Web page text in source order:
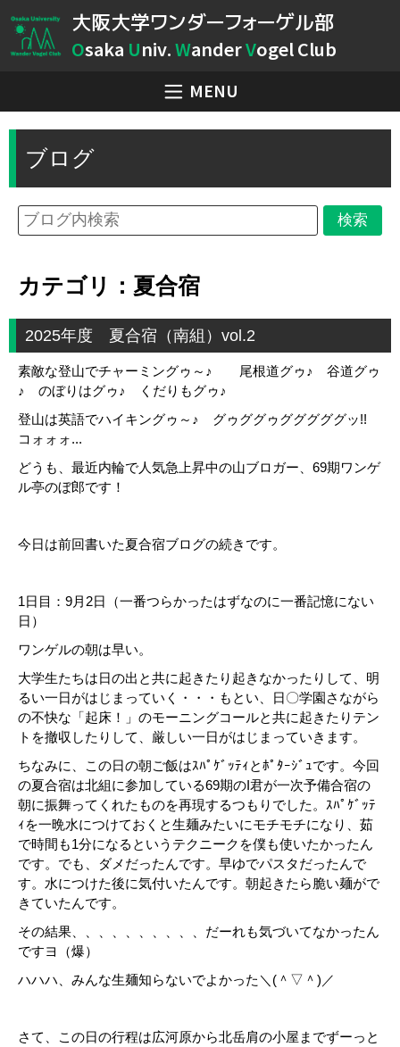
大阪大学ワンダーフォーゲル部
Osaka Univ.WanderVogel Club
MENU
ブログ
カテゴリ：夏合宿
2025年度 夏合宿（南組）vol.2
素敵な登山でチャーミングゥ～♪ 尾根道グゥ♪ 谷道グゥ
♪ のぼりはグゥ♪ くだりもグゥ♪
登山は英語でハイキングゥ～♪ グゥググゥグググググッ!!
コォォォ...
どうも、最近内輪で人気急上昇中の山ブロガー、69期ワンゲ
ル亭のぼ郎です！
今日は前回書いた夏合宿ブログの続きです。
1日目：9月2日（一番つらかったはずなのに一番記憶にない
日）
ワンゲルの朝は早い。
大学生たちは日の出と共に起きたり起きなかったりして、明
るい一日がはじまっていく・・・もとい、日〇学園さながら
の不快な「起床！」のモーニングコールと共に起きたりテン
トを撤収したりして、厳しい一日がはじまっていきます。
ちなみに、この日の朝ご飯はｽﾊﾟｹﾞｯﾃｨとﾎﾟﾀｰｼﾞｭです。今回
の夏合宿は北組に参加している69期のI君が一次予備合宿の
朝に振舞ってくれたものを再現するつもりでした。ｽﾊﾟｹﾞｯﾃ
ｨを一晩水につけておくと生麺みたいにモチモチになり、茹
で時間も1分になるというテクニークを僕も使いたかったん
です。でも、ダメだったんです。早ゆでパスタだったんで
す。水につけた後に気付いたんです。朝起きたら脆い麺がで
きていたんです。
その結果、、、、、、、、、、だーれも気づいてなかったん
ですヨ（爆）
ハハハ、みんな生麺知らないでよかった＼(＾▽＾)／
さて、この日の行程は広河原から北岳肩の小屋までずーっと